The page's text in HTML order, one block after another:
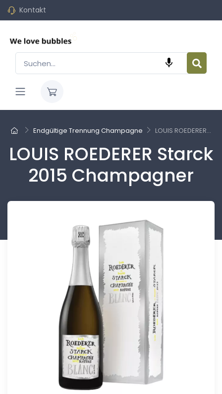
Kontakt

Endgültige Trennung Champagne LOUIS ROEDERER...
LOUIS ROEDERER Starck
2015 Champagner